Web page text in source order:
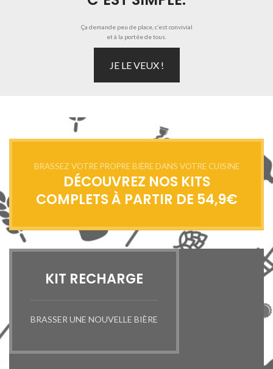
Ça demande peu de place, c’est convivial
et à la portée de tous.
JE LE VEUX !
BRASSEZ VOTRE PROPRE BIÈRE DANS VOTRE CUISINE
DÉCOUVREZ NOS KITS
COMPLETS À PARTIR DE 54,9€
KIT RECHARGE
BRASSER UNE NOUVELLE BIÈRE